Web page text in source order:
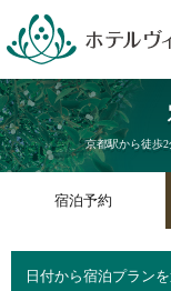
京都駅から徒歩2
宿泊予約
日付から宿泊プラン